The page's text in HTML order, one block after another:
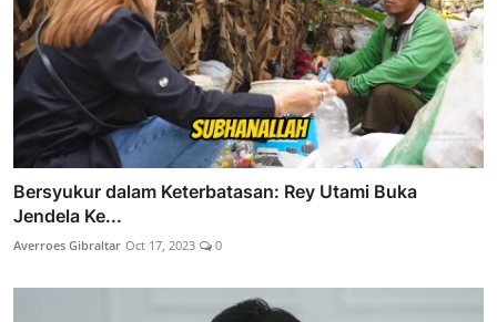
Bersyukur dalam Keterbatasan: Rey Utami Buka
Jendela Ke...
Averroes Gibraltar Oct 17, 2023 0